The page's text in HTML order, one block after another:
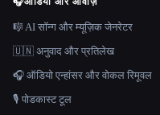
🎼 AI सॉन्ग और म्यूज़िक जेनरेटर
🇺🇳 अनुवाद और प्रतिलेख
🎧 ऑडियो एन्हांसर और वोकल रिमूवल
🎙️ पोडकास्ट टूल